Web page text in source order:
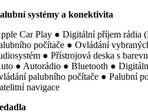
systémy a konektivita
Car Play ● Digitální příjem rádia
počítače ● Ovládání
● Přístrojová deska s
● Autorádio ● Bluetooth ●
palubního počítače ● Palubní
navigace